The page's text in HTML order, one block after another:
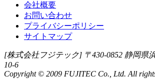
会社概要
お問い合わせ
プライバシーポリシー
サイトマップ
[株式会社フジテック] 〒430-0852 静岡県
10-6
Copyright © 2009 FUJITEC Co., Ltd. All